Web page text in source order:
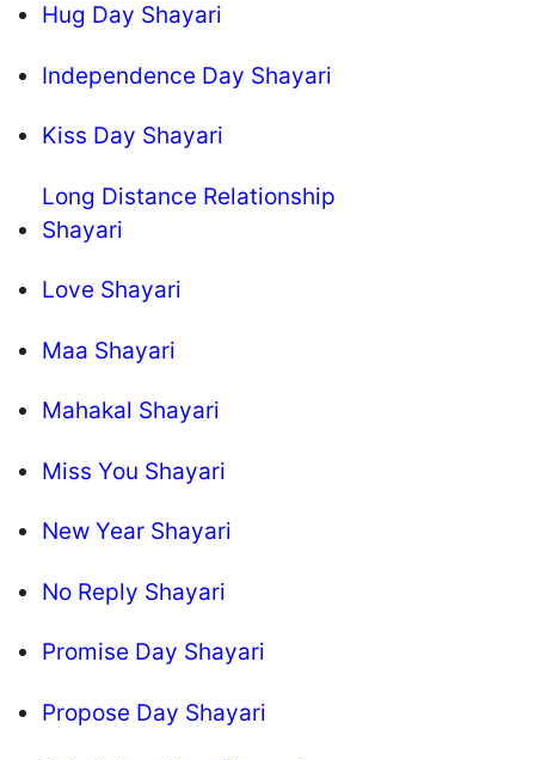
Hug Day Shayari
Independence Day Shayari
Kiss Day Shayari
Long Distance Relationship
Shayari
Love Shayari
Maa Shayari
Mahakal Shayari
Miss You Shayari
New Year Shayari
No Reply Shayari
Promise Day Shayari
Propose Day Shayari